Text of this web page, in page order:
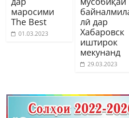
маросими
The Best
01.03.2023
лӣ дар
Хабаровск
иштирок
мекунанд
29.03.2023